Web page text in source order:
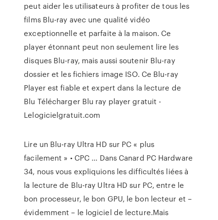
peut aider les utilisateurs à profiter de tous les
films Blu-ray avec une qualité vidéo
exceptionnelle et parfaite à la maison. Ce
player étonnant peut non seulement lire les
disques Blu-ray, mais aussi soutenir Blu-ray
dossier et les fichiers image ISO. Ce Blu-ray
Player est fiable et expert dans la lecture de
Blu Télécharger Blu ray player gratuit -
Lelogicielgratuit.com
Lire un Blu-ray Ultra HD sur PC « plus
facilement » • CPC ... Dans Canard PC Hardware
34, nous vous expliquions les difficultés liées à
la lecture de Blu-ray Ultra HD sur PC, entre le
bon processeur, le bon GPU, le bon lecteur et –
évidemment – le logiciel de lecture.Mais